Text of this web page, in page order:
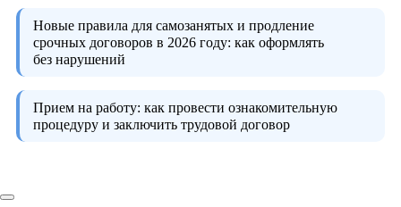
Новые правила для самозанятых и продление
срочных договоров в 2026 году: как оформлять
без нарушений
Прием на работу: как провести ознакомительную
процедуру и заключить трудовой договор